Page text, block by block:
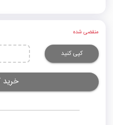
منقضی شده
کپی کنید
خرید